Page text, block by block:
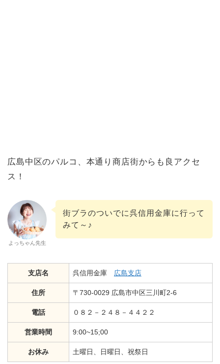
広島中区のパルコ、本通り商店街からも良アクセ
ス！
よっちゃん先生
街ブラのついでに呉信用金庫に行って
みて～♪
支店名 呉信用金庫 広島支店
住所 〒730-0029 広島市中区三川町2-6
電話 ０８２－２４８－４４２２
営業時間 9:00~15;00
お休み 土曜日、日曜日、祝祭日